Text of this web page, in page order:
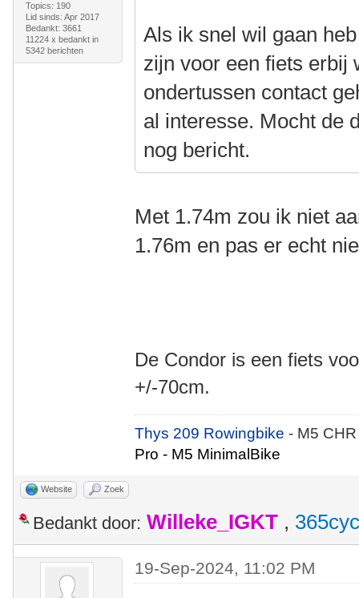
Topics: 190
Lid sinds: Apr 2017
Bedankt: 3661
11224 x bedankt in
5342 berichten
Als ik snel wil gaan
zijn voor een fiets erbij
ondertussen contact
al interesse. Mocht de
nog bericht.
Met 1.74m zou ik niet
1.76m en pas er echt
De Condor is een fiets
+/-70cm.
Thys 209 Rowingbike- M5
Pro - M5 MinimalBike
Website Zoek
Bedankt door: Willeke_IGKT ,
19-Sep-2024, 11:02 PM